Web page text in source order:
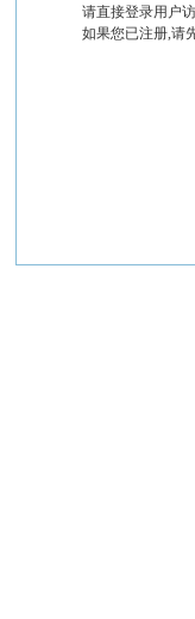
请直接登录用户
如果您已注册,请